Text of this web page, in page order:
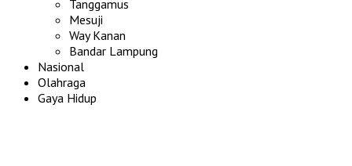
Tanggamus
Mesuji
Way Kanan
Bandar Lampung
Nasional
Olahraga
Gaya Hidup